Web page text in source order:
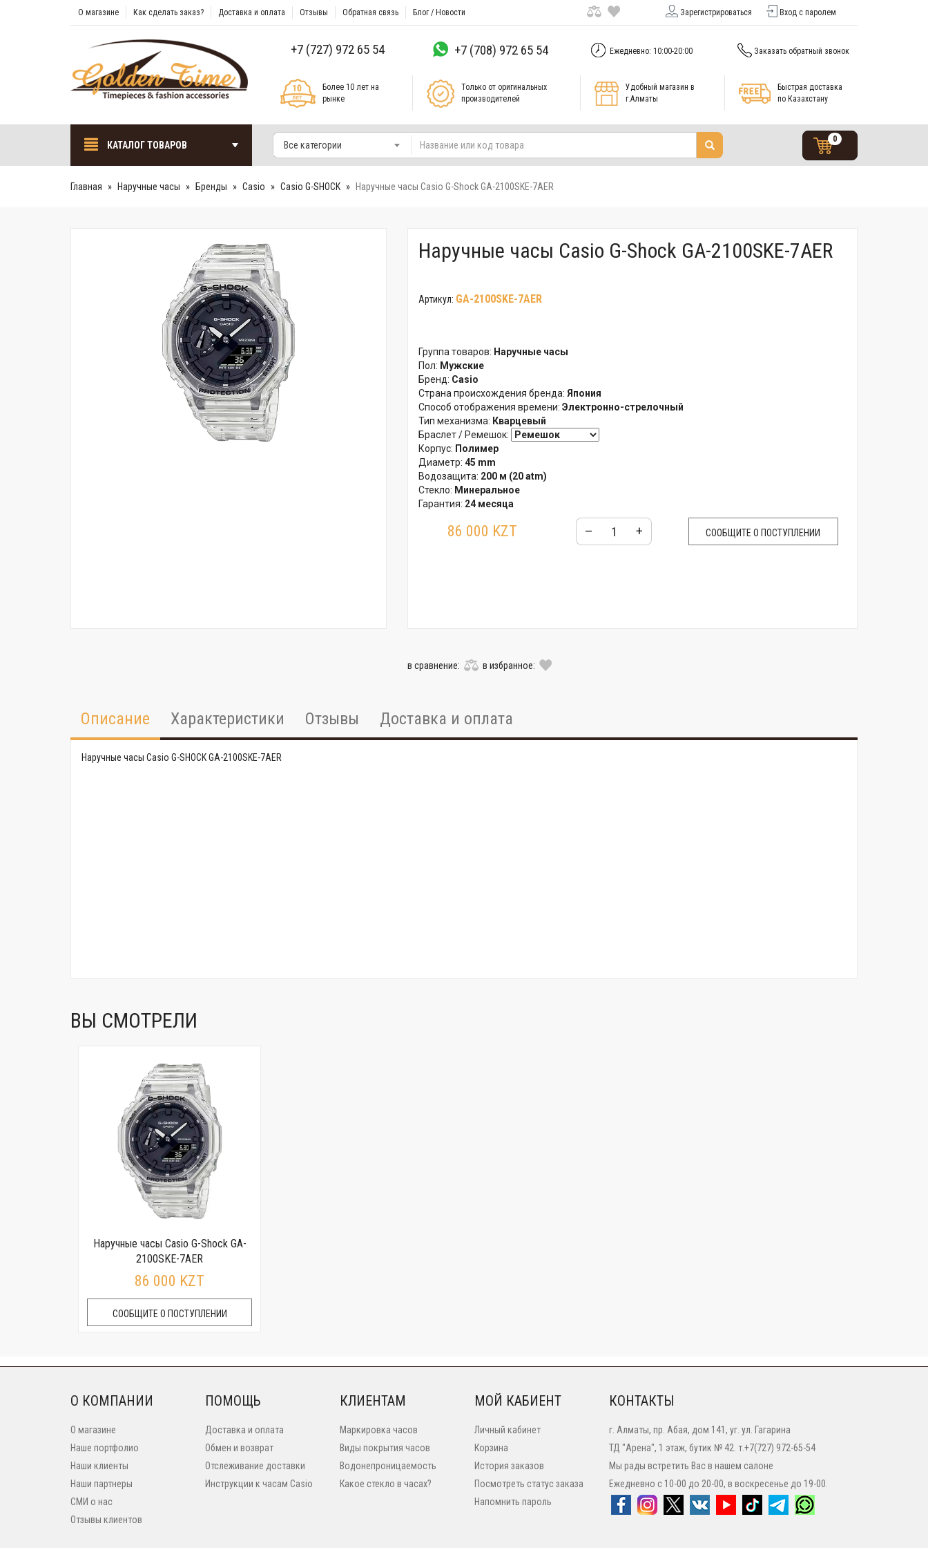
О магазине Как сделать заказ? Доставка и оплата Отзывы Обратная связь Блог / Новости Зарегистрироваться Вход с паролем
+7 (727) 972 65 54 +7 (708) 972 65 54 Ежедневно: 10:00-20:00 Заказать обратный звонок
Более 10 лет на
рынке
Только от оригинальных
производителей
Удобный магазин в
г.Алматы
Быстрая доставка
по Казахстану
КАТАЛОГ ТОВАРОВ Все категории
0
Главная Наручные часы Бренды Casio Casio G-SHOCK Наручные часы Casio G-Shock GA-2100SKE-7AER
Наручные часы Casio G-Shock GA-2100SKE-7AER
Артикул: GA-2100SKE-7AER
Группа товаров: Наручные часы
Пол: Мужские
Бренд: Casio
Страна происхождения бренда: Япония
Способ отображения времени: Электронно-стрелочный
Тип механизма: Кварцевый
Браслет / Ремешок:
Корпус: Полимер
Диаметр: 45 mm
Водозащита: 200 м (20 atm)
Стекло: Минеральное
Гарантия: 24 месяца
86 000 KZT – + СООБЩИТЕ О ПОСТУПЛЕНИИ
в сравнение: в избранное:
Описание Характеристики Отзывы Доставка и оплата
Наручные часы Casio G-SHOCK GA-2100SKE-7AER
ВЫ СМОТРЕЛИ
Наручные часы Casio G-Shock GA-
2100SKE-7AER
86 000 KZT
СООБЩИТЕ О ПОСТУПЛЕНИИ
О КОМПАНИИ
О магазине
Наше портфолио
Наши клиенты
Наши партнеры
СМИ о нас
Отзывы клиентов
ПОМОЩЬ
Доставка и оплата
Обмен и возврат
Отслеживание доставки
Инструкции к часам Casio
КЛИЕНТАМ
Маркировка часов
Виды покрытия часов
Водонепроницаемость
Какое стекло в часах?
МОЙ КАБИЕНТ
Личный кабинет
Корзина
История заказов
Посмотреть статус заказа
Напомнить пароль
КОНТАКТЫ
г. Алматы, пр. Абая, дом 141, уг. ул. Гагарина
ТД "Арена", 1 этаж, бутик № 42. т.+7(727) 972-65-54
Мы рады встретить Вас в нашем салоне
Ежедневно с 10-00 до 20-00, в воскресенье до 19-00.